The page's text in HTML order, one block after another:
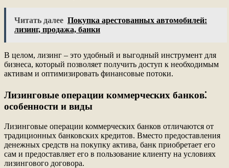
Читать далее Покупка арестованных автомобилей:
лизинг, продажа, банки
В целом, лизинг – это удобный и выгодный инструмент для
бизнеса, который позволяет получить доступ к необходимым
активам и оптимизировать финансовые потоки.
Лизинговые операции коммерческих банков⁚
особенности и виды
Лизинговые операции коммерческих банков отличаются от
традиционных банковских кредитов. Вместо предоставления
денежных средств на покупку актива, банк приобретает его
сам и предоставляет его в пользование клиенту на условиях
лизингового договора.